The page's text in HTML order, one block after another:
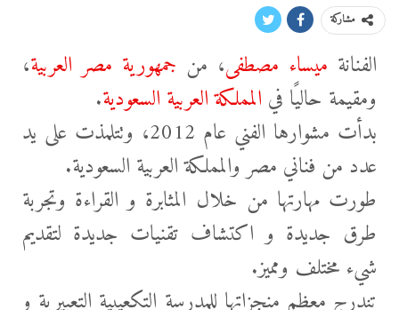
مشاركة
الفنانة ميساء مصطفى، من جمهورية مصر العربية،
ومقيمة حاليًا في المملكة العربية السعودية.
بدأت مشوارها الفني عام 2012، وتتلمذت على يد
عدد من فناني مصر والمملكة العربية السعودية.
طورت مهارتها من خلال المثابرة و القراءة وتجربة
طرق جديدة و اكتشاف تقنيات جديدة لتقديم
شيء مختلف ومميز.
تندرج معظم منجزاتها للمدرسة التكعيبية التعبيرية و